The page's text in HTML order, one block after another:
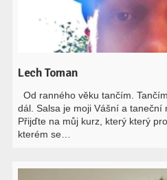
Lech Toman
Od ranného věku tančím.
dál. Salsa je moji Vášní a taneční
Přijďte na můj kurz, který který
kterém se…